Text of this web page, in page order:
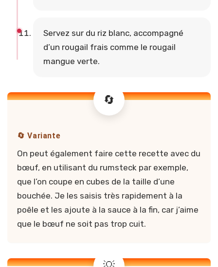
Servez sur du riz blanc, accompagné
d’un rougail frais comme le rougail
mangue verte.
🔄 Variante
On peut également faire cette recette avec du
bœuf, en utilisant du rumsteck par exemple,
que l’on coupe en cubes de la taille d’une
bouchée. Je les saisis très rapidement à la
poêle et les ajoute à la sauce à la fin, car j’aime
que le bœuf ne soit pas trop cuit.